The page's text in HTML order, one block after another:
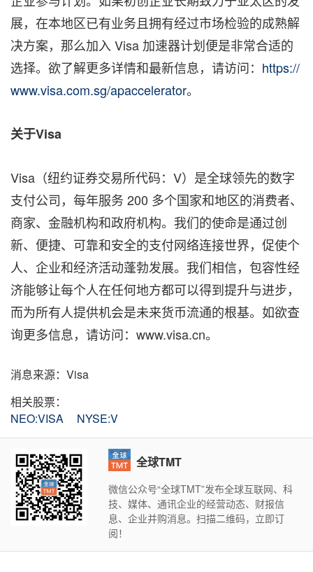
展，在本地区已有业务且拥有经过市场检验的成熟解
决方案，那么加入 Visa 加速器计划便是非常合适的
选择。欲了解更多详情和最新信息，请访问： https://
www.visa.com.sg/apaccelerator。
关于Visa
Visa（纽约证券交易所代码：V）是全球领先的数字
支付公司，每年服务 200 多个国家和地区的消费者、
商家、金融机构和政府机构。我们的使命是通过创
新、便捷、可靠和安全的支付网络连接世界，促使个
人、企业和经济活动蓬勃发展。我们相信，包容性经
济能够让每个人在任何地方都可以得到提升与进步，
而为所有人提供机会是未来货币流通的根基。如欲查
询更多信息，请访问：www.visa.cn。
消息来源：Visa
相关股票：
NEO:VISA
NYSE:V
全球TMT
微信公众号“全球TMT”发布全球互联网、科
技、媒体、通讯企业的经营动态、财报信
息、企业并购消息。扫描二维码，立即订
阅！